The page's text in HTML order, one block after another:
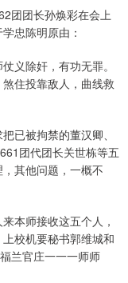
团团长孙焕彩在会上
忠陈明原由：
义除奸，有功无罪。
住投靠敌人，曲线救
已被拘禁的董汉卿、
团代团长关世栋等五
其他问题，一概不
本师接收这五个人，
校机要秘书郭维城和
兰官庄一一一师师